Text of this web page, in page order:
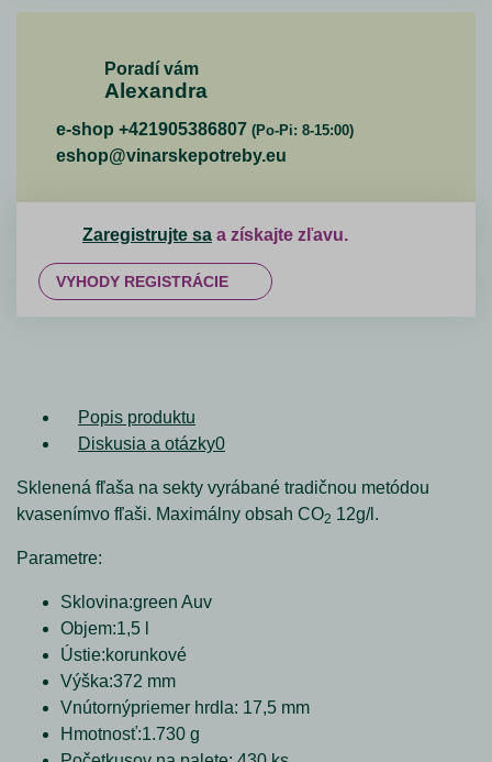
Poradí vám
Alexandra
e-shop +421905386807 (Po-Pi: 8-15:00)
eshop@vinarskepotreby.eu
Zaregistrujte sa a získajte zľavu.
VYHODY REGISTRÁCIE
Popis produktu
Diskusia a otázky0
Sklenená fľaša na sekty vyrábané tradičnou metódou
kvasenímvo fľaši. Maximálny obsah CO2 12g/l.
Parametre:
Sklovina:green Auv
Objem:1,5 l
Ústie:korunkové
Výška:372 mm
Vnútornýpriemer hrdla: 17,5 mm
Hmotnosť:1.730 g